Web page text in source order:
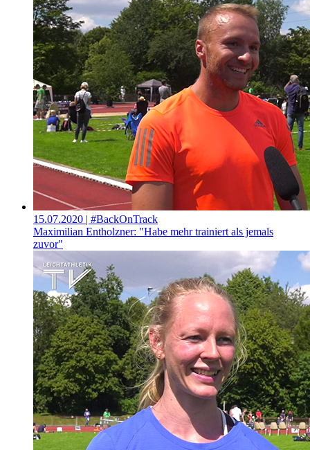
15.07.2020 | #BackOnTrack
Maximilian Entholzner: "Habe mehr trainiert als jemals
zuvor"